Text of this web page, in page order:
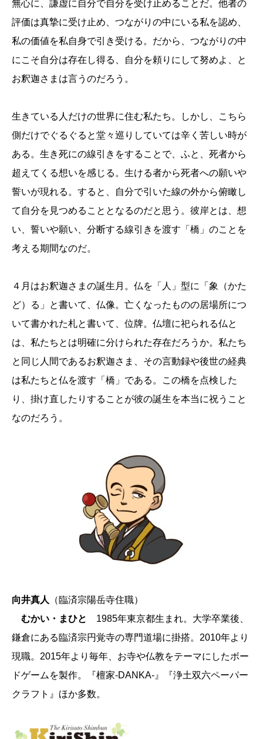
無心に、謙虚に自分で自分を受け止めることだ。他者の
評価は真摯に受け止め、つながりの中にいる私を認め、
私の価値を私自身で引き受ける。だから、つながりの中
にこそ自分は存在し得る、自分を頼りにして努めよ、と
お釈迦さまは言うのだろう。
生きている人だけの世界に住む私たち。しかし、こちら
側だけでぐるぐると堂々巡りしていては辛く苦しい時が
ある。生き死にの線引きをすることで、ふと、死者から
超えてくる想いを感じる。生ける者から死者への願いや
誓いが現れる。すると、自分で引いた線の外から俯瞰し
て自分を見つめることとなるのだと思う。彼岸とは、想
い、誓いや願い、分断する線引きを渡す「橋」のことを
考える期間なのだ。
４月はお釈迦さまの誕生月。仏を「人」型に「象（かた
ど）る」と書いて、仏像。亡くなったものの居場所につ
いて書かれた札と書いて、位牌。仏壇に祀られる仏と
は、私たちとは明確に分けられた存在だろうか。私たち
と同じ人間であるお釈迦さま、その言動録や後世の経典
は私たちと仏を渡す「橋」である。この橋を点検した
り、掛け直したりすることが彼の誕生を本当に祝うこと
なのだろう。
向井真人
（臨済宗陽岳寺住職）
むかい・まひと
1985年東京都生まれ。大学卒業後、
鎌倉にある臨済宗円覚寺の専門道場に掛搭。2010年より
現職。2015年より毎年、お寺や仏教をテーマにしたボー
ドゲームを製作。『檀家-DANKA-』『浄土双六ペーパー
クラフト』ほか多数。